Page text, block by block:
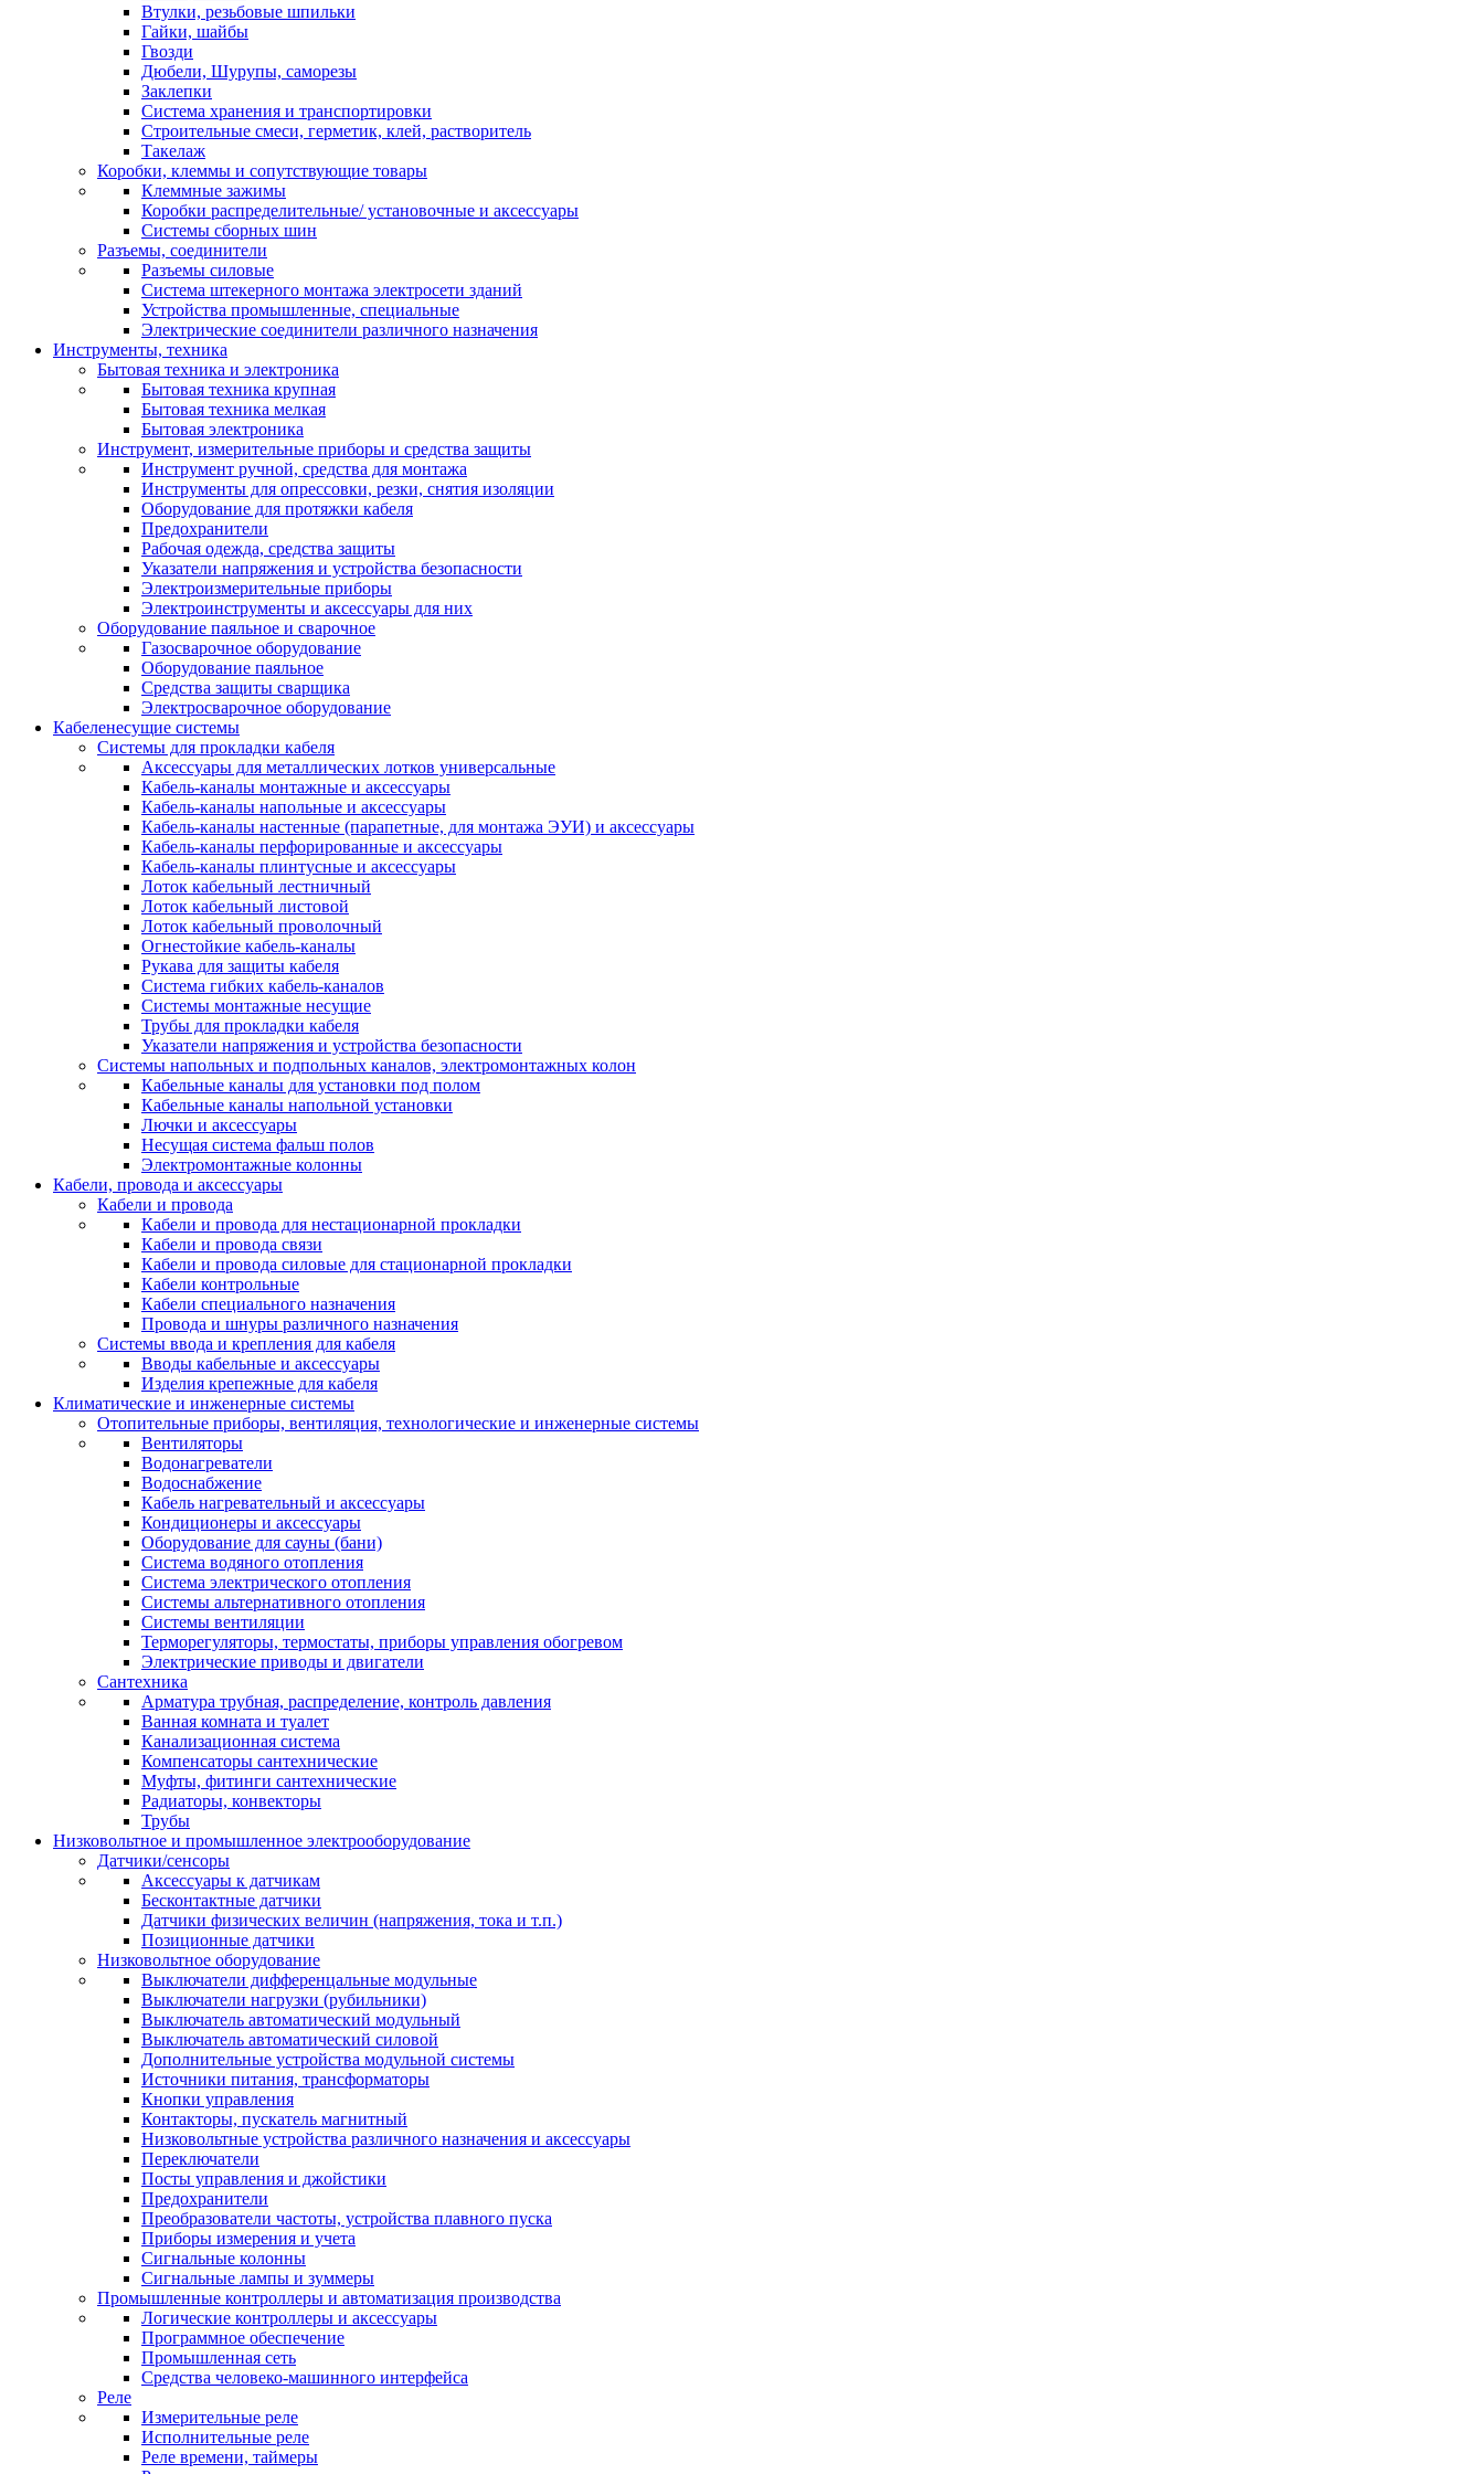
Втулки, резьбовые шпильки
Гайки, шайбы
Гвозди
Дюбели, Шурупы, саморезы
Заклепки
Система хранения и транспортировки
Строительные смеси, герметик, клей, растворитель
Такелаж
Коробки, клеммы и сопутствующие товары
Клеммные зажимы
Коробки распределительные/ установочные и аксессуары
Системы сборных шин
Разъемы, соединители
Разъемы силовые
Система штекерного монтажа электросети зданий
Устройства промышленные, специальные
Электрические соединители различного назначения
Инструменты, техника
Бытовая техника и электроника
Бытовая техника крупная
Бытовая техника мелкая
Бытовая электроника
Инструмент, измерительные приборы и средства защиты
Инструмент ручной, средства для монтажа
Инструменты для опрессовки, резки, снятия изоляции
Оборудование для протяжки кабеля
Предохранители
Рабочая одежда, средства защиты
Указатели напряжения и устройства безопасности
Электроизмерительные приборы
Электроинструменты и аксессуары для них
Оборудование паяльное и сварочное
Газосварочное оборудование
Оборудование паяльное
Средства защиты сварщика
Электросварочное оборудование
Кабеленесущие системы
Системы для прокладки кабеля
Аксессуары для металлических лотков универсальные
Кабель-каналы монтажные и аксессуары
Кабель-каналы напольные и аксессуары
Кабель-каналы настенные (парапетные, для монтажа ЭУИ) и аксессуары
Кабель-каналы перфорированные и аксессуары
Кабель-каналы плинтусные и аксессуары
Лоток кабельный лестничный
Лоток кабельный листовой
Лоток кабельный проволочный
Огнестойкие кабель-каналы
Рукава для защиты кабеля
Система гибких кабель-каналов
Системы монтажные несущие
Трубы для прокладки кабеля
Указатели напряжения и устройства безопасности
Системы напольных и подпольных каналов, электромонтажных колон
Кабельные каналы для установки под полом
Кабельные каналы напольной установки
Лючки и аксессуары
Несущая система фальш полов
Электромонтажные колонны
Кабели, провода и аксессуары
Кабели и провода
Кабели и провода для нестационарной прокладки
Кабели и провода связи
Кабели и провода силовые для стационарной прокладки
Кабели контрольные
Кабели специального назначения
Провода и шнуры различного назначения
Системы ввода и крепления для кабеля
Вводы кабельные и аксессуары
Изделия крепежные для кабеля
Климатические и инженерные системы
Отопительные приборы, вентиляция, технологические и инженерные системы
Вентиляторы
Водонагреватели
Водоснабжение
Кабель нагревательный и аксессуары
Кондиционеры и аксессуары
Оборудование для сауны (бани)
Система водяного отопления
Система электрического отопления
Системы альтернативного отопления
Системы вентиляции
Терморегуляторы, термостаты, приборы управления обогревом
Электрические приводы и двигатели
Сантехника
Арматура трубная, распределение, контроль давления
Ванная комната и туалет
Канализационная система
Компенсаторы сантехнические
Муфты, фитинги сантехнические
Радиаторы, конвекторы
Трубы
Низковольтное и промышленное электрооборудование
Датчики/сенсоры
Аксессуары к датчикам
Бесконтактные датчики
Датчики физических величин (напряжения, тока и т.п.)
Позиционные датчики
Низковольтное оборудование
Выключатели дифференцальные модульные
Выключатели нагрузки (рубильники)
Выключатель автоматический модульный
Выключатель автоматический силовой
Дополнительные устройства модульной системы
Источники питания, трансформаторы
Кнопки управления
Контакторы, пускатель магнитный
Низковольтные устройства различного назначения и аксессуары
Переключатели
Посты управления и джойстики
Предохранители
Преобразователи частоты, устройства плавного пуска
Приборы измерения и учета
Сигнальные колонны
Сигнальные лампы и зуммеры
Промышленные контроллеры и автоматизация производства
Логические контроллеры и аксессуары
Программное обеспечение
Промышленная сеть
Средства человеко-машинного интерфейса
Реле
Измерительные реле
Исполнительные реле
Реле времени, таймеры